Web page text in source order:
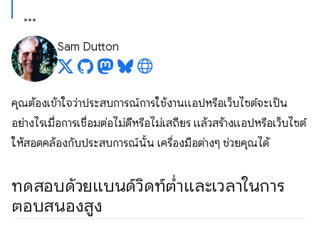
Sam Dutton
คุณต้องเข้าใจว่าประสบการณ์การใช้งานแอปหรือเว็บไซต์จะเป็น
อย่างไรเมื่อการเชื่อมต่อไม่ดีหรือไม่เสถียร แล้วสร้างแอปหรือเว็บไซต์
ให้สอดคล้องกับประสบการณ์นั้น เครื่องมือต่างๆ ช่วยคุณได้
ทดสอบด้วยแบนด์วิดท์ต่ำและเวลาในการ
ตอบสนองสูง